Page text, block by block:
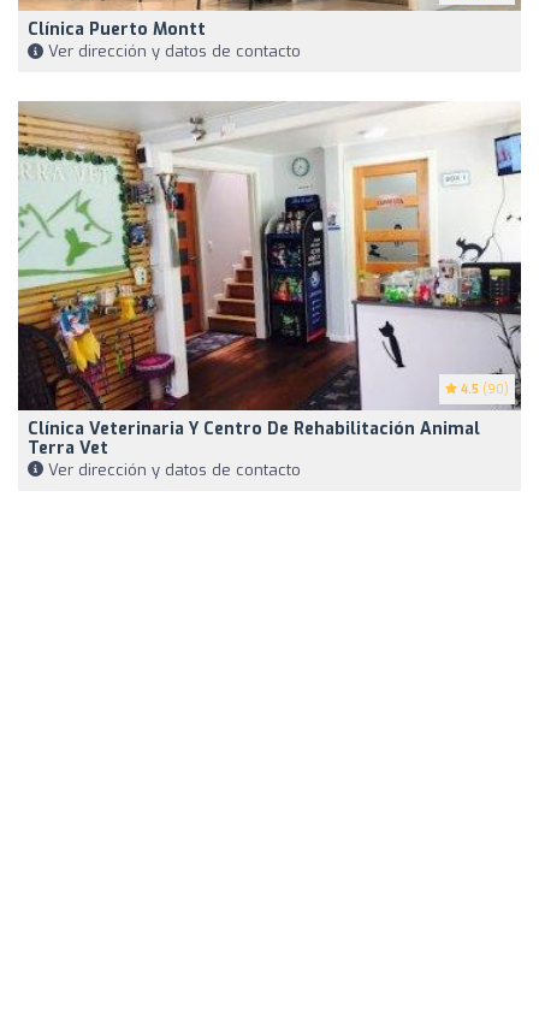
Clínica Puerto Montt
Ver dirección y datos de contacto
4.5 (90)
Clínica Veterinaria Y Centro De Rehabilitación Animal
Terra Vet
Ver dirección y datos de contacto